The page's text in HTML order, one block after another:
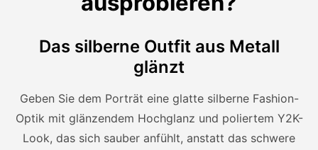
Das silberne Outfit aus Metall
glänzt
Geben Sie dem Porträt eine glatte silberne Fashion-
Optik mit glänzendem Hochglanz und poliertem Y2K-
Look, das sich sauber anfühlt, anstatt das schwere